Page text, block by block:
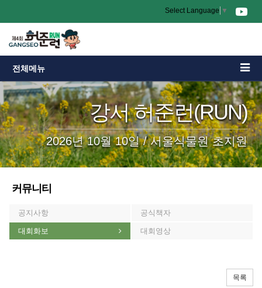
Select Language ▼
전체메뉴
강서 허준런(RUN)
2026년 10월 10일 / 서울식물원 초지원
커뮤니티
공지사항 공식책자
대회화보 대회영상
목록